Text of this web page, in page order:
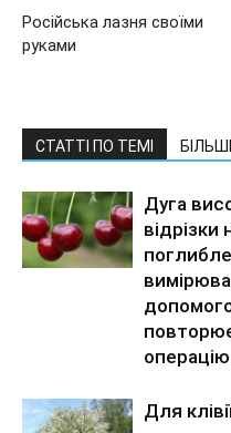
Російська лазня своїми
руками
СТАТТІ ПО ТЕМІ
Дуга
відрізки
Для